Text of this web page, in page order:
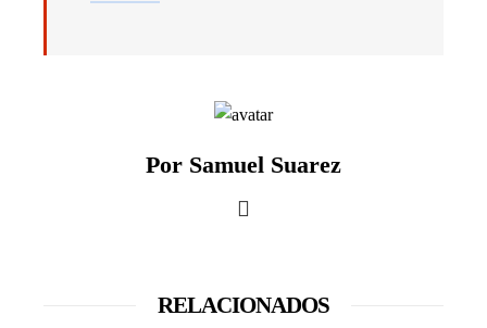
Por Samuel Suarez
RELACIONADOS